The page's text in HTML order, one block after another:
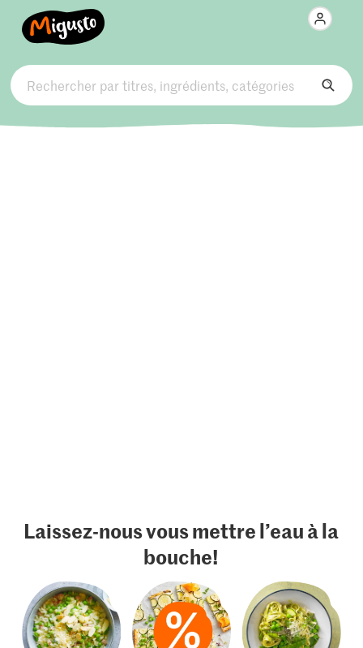
Laissez-nous vous mettre l’eau à la
bouche!